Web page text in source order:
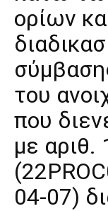
ορίων
του
που
με
04-07)